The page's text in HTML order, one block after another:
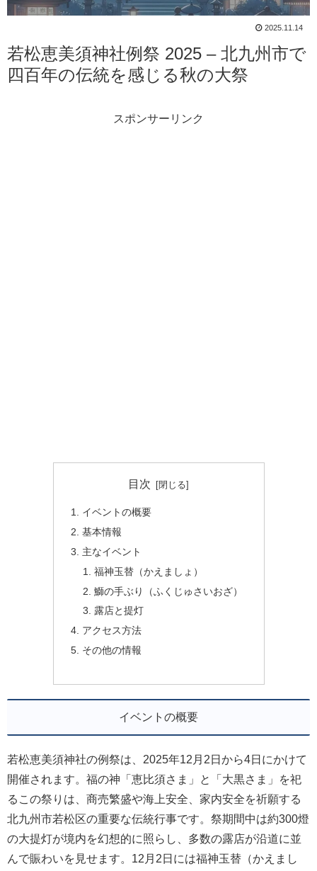
2025.11.14
若松恵美須神社例祭 2025 – 北九州市で
四百年の伝統を感じる秋の大祭
スポンサーリンク
目次
イベントの概要
基本情報
主なイベント
福神玉替（かえましょ）
鰤の手ぶり（ふくじゅさいおざ）
露店と提灯
アクセス方法
その他の情報
イベントの概要
若松恵美須神社の例祭は、2025年12月2日から4日にかけて
開催されます。福の神「恵比須さま」と「大黒さま」を祀
るこの祭りは、商売繁盛や海上安全、家内安全を祈願する
北九州市若松区の重要な伝統行事です。祭期間中は約300燈
の大提灯が境内を幻想的に照らし、多数の露店が沿道に並
んで賑わいを見せます。12月2日には福神玉替（かえまし